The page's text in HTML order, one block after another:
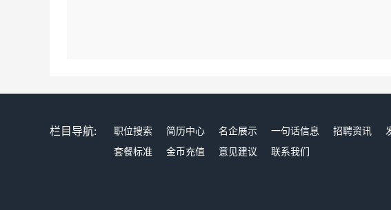
栏目导航: 职位搜索 简历中心 名企展示 一句话信息 招聘资讯
套餐标准
金币充值 意见建议 联系我们